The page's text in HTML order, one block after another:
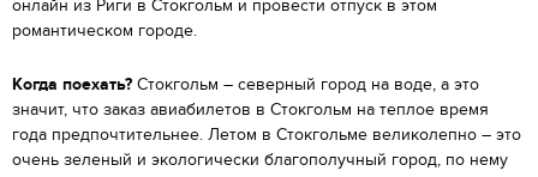
онлайн из Риги в Стокгольм и провести отпуск в этом
романтическом городе.
Когда поехать? Стокгольм – северный город на воде, а это
значит, что заказ авиабилетов в Стокгольм на теплое время
года предпочтительнее. Летом в Стокгольме великолепно – это
очень зеленый и экологически благополучный город, по нему